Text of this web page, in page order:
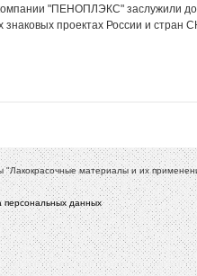
"ПЕНОПЛЭКС" заслужили
проектах России и стран
материалы и их
персональных данных